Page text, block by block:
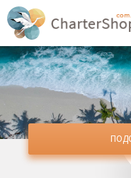
Откуда